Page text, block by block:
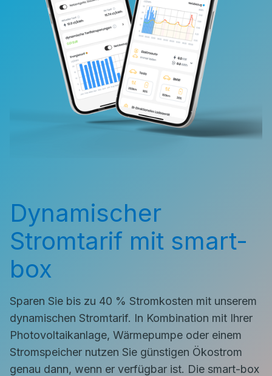
Dynamischer
Stromtarif mit smart-
box
Sparen Sie bis zu 40 % Stromkosten mit unserem
dynamischen Stromtarif. In Kombination mit Ihrer
Photovoltaikanlage, Wärmepumpe oder einem
Stromspeicher nutzen Sie günstigen Ökostrom
genau dann, wenn er verfügbar ist. Die smart-box